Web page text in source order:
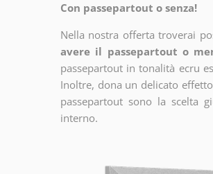
Con passepartout o senza!
Nella nostra offerta troverai
avere il passepartout o
passepartout in tonalità ecru
Inoltre, dona un delicato
passepartout sono la scelta
interno.